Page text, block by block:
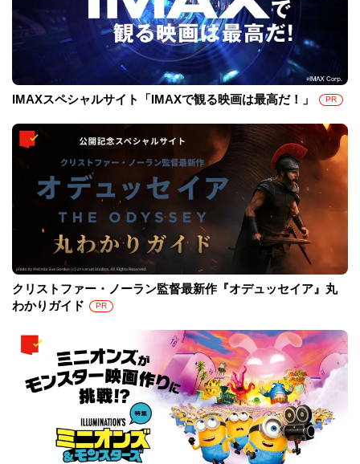
IMAXスペシャルサイト「IMAXで観る映画は最高だ！」 PR
クリストファー・ノーラン監督最新作『オデュッセイア』丸
わかりガイド
PR